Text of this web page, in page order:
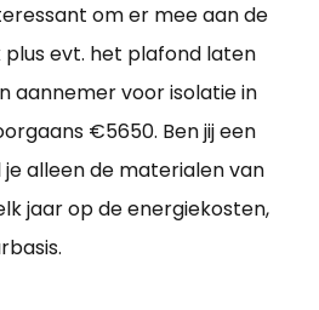
om er mee aan de
plus evt. het plafond laten
aannemer voor isolatie in
€5650. Ben jij een
alleen de materialen van
jaar op de energiekosten,